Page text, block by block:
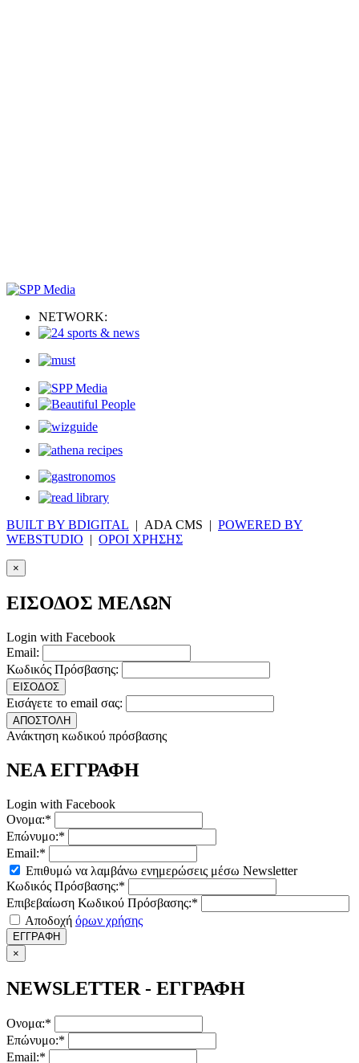
NETWORK:
BUILT BY BDIGITAL | ADA CMS | POWERED BY
WEBSTUDIO | ΟΡΟΙ ΧΡΗΣΗΣ
×
ΕΙΣΟΔΟΣ ΜΕΛΩΝ
Login with Facebook
Email:
Κωδικός Πρόσβασης:
ΕΙΣΟΔΟΣ
Εισάγετε το email σας:
ΑΠΟΣΤΟΛΗ
Ανάκτηση κωδικού πρόσβασης
ΝΕΑ ΕΓΓΡΑΦΗ
Login with Facebook
Ονομα:*
Επώνυμο:*
Email:*
Επιθυμώ να λαμβάνω ενημερώσεις μέσω Newsletter
Κωδικός Πρόσβασης:*
Επιβεβαίωση Κωδικού Πρόσβασης:*
Αποδοχή όρων χρήσης
ΕΓΓΡΑΦΗ
×
NEWSLETTER - ΕΓΓΡΑΦΗ
Ονομα:*
Επώνυμο:*
Email:*